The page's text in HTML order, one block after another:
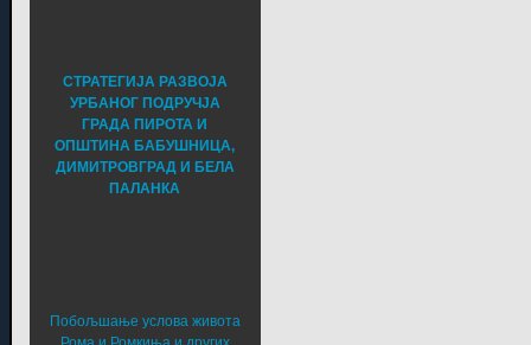
СТРАТЕГИЈА РАЗВОЈА
УРБАНОГ ПОДРУЧЈА
ГРАДА ПИРОТА И
ОПШТИНА БАБУШНИЦА,
ДИМИТРОВГРАД И БЕЛА
ПАЛАНКА
Побољшање услова живота